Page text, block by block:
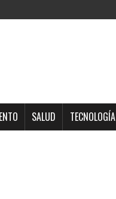
SALUD TECNOLOGÍA